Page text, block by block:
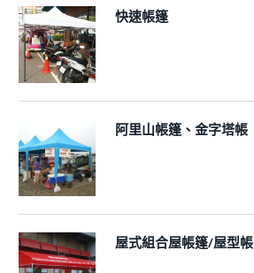
快速帳篷
阿里山帳篷、金字塔帳
屋式組合屋帳篷/屋型帳